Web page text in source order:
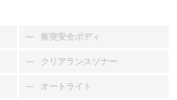
衝突安全ボディ
：装備なし
クリアランスソナー
：装備なし
オートライト
：装備なし